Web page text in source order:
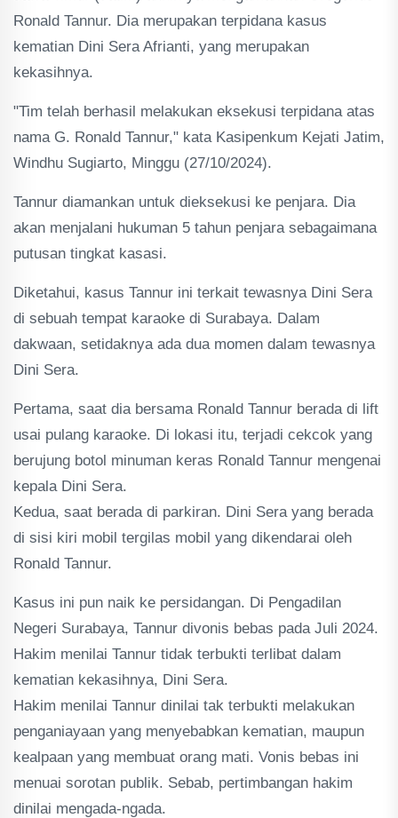
Ronald Tannur. Dia merupakan terpidana kasus
kematian Dini Sera Afrianti, yang merupakan
kekasihnya.
"Tim telah berhasil melakukan eksekusi terpidana atas
nama G. Ronald Tannur," kata Kasipenkum Kejati Jatim,
Windhu Sugiarto, Minggu (27/10/2024).
Tannur diamankan untuk dieksekusi ke penjara. Dia
akan menjalani hukuman 5 tahun penjara sebagaimana
putusan tingkat kasasi.
Diketahui, kasus Tannur ini terkait tewasnya Dini Sera
di sebuah tempat karaoke di Surabaya. Dalam
dakwaan, setidaknya ada dua momen dalam tewasnya
Dini Sera.
Pertama, saat dia bersama Ronald Tannur berada di lift
usai pulang karaoke. Di lokasi itu, terjadi cekcok yang
berujung botol minuman keras Ronald Tannur mengenai
kepala Dini Sera.
Kedua, saat berada di parkiran. Dini Sera yang berada
di sisi kiri mobil tergilas mobil yang dikendarai oleh
Ronald Tannur.
Kasus ini pun naik ke persidangan. Di Pengadilan
Negeri Surabaya, Tannur divonis bebas pada Juli 2024.
Hakim menilai Tannur tidak terbukti terlibat dalam
kematian kekasihnya, Dini Sera.
Hakim menilai Tannur dinilai tak terbukti melakukan
penganiayaan yang menyebabkan kematian, maupun
kealpaan yang membuat orang mati. Vonis bebas ini
menuai sorotan publik. Sebab, pertimbangan hakim
dinilai mengada-ngada.